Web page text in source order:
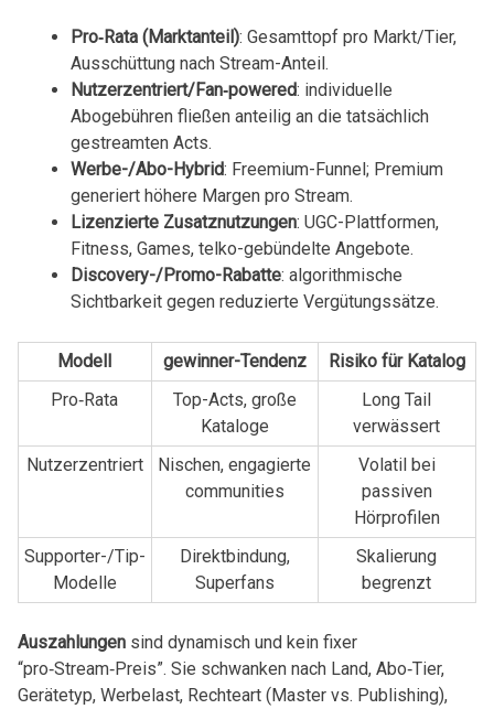
Pro‑Rata (Marktanteil): Gesamttopf pro Markt/Tier,
Ausschüttung​ nach Stream-Anteil.
Nutzerzentriert/Fan‑powered: ⁣individuelle
Abogebühren fließen​ anteilig⁣ an ⁣die tatsächlich
gestreamten Acts.
Werbe-/Abo-Hybrid: Freemium-Funnel; Premium
⁣generiert höhere‌ Margen pro Stream.
Lizenzierte Zusatznutzungen: UGC-Plattformen,
Fitness,‌ Games, telko-gebündelte Angebote.
Discovery-/Promo-Rabatte: algorithmische
Sichtbarkeit gegen ⁣reduzierte Vergütungssätze.
Modell gewinner-Tendenz
Risiko‌ für Katalog
Pro‑Rata
Top-Acts, ‍große
Kataloge
Long Tail
verwässert
Nutzerzentriert
Nischen, engagierte
communities
Volatil bei
passiven
Hörprofilen
Supporter-/Tip-
Modelle
Direktbindung,
Superfans
Skalierung
begrenzt
Auszahlungen​sind ‌dynamisch ‌und kein fixer
“pro‑Stream‑Preis”. Sie schwanken⁢ nach Land, Abo‑Tier,
Gerätetyp, Werbelast, Rechteart (Master vs. Publishing),